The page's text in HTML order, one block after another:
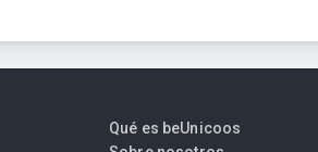
Qué es beUnicoos